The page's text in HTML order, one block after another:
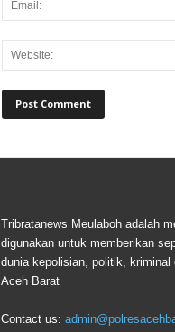
Tribratanews Meulaboh adalah
digunakan untuk memberikan
dunia kepolisian, politik, kriminal
Aceh Barat
Contact us: